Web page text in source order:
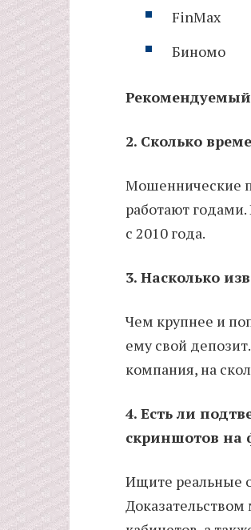
FinMax
Биномо
Рекомендуемый
2. Сколько
Мошеннические
работают
с 2010 года.
3. Насколько
Чем крупнее и
ему свой
компания, на
4. Есть ли
скриншотов на
Ищите реальные